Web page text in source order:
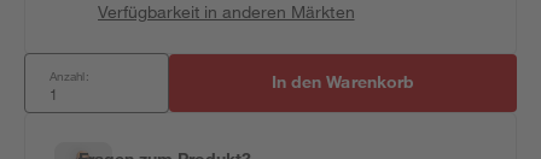
Verfügbarkeit in anderen Märkten
Anzahl: In den Warenkorb